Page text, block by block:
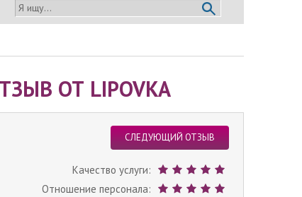
Я ищу...
ОТ LIPOVKA
СЛЕДУЮЩИЙ ОТЗЫВ
Качество услуги:
Отношение персонала: